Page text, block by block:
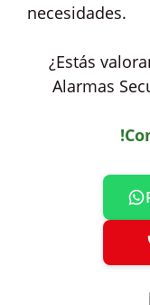
necesidades.
¿Estás
Alarmas